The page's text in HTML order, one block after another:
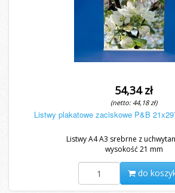
54,34 zł
(netto: 44,18 zł)
Listwy plakatowe zaciskowe P&B
Listwy A4 A3 srebrne z
wysokość 21 mm
do